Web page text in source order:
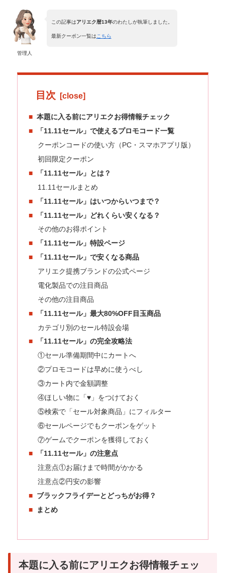
管理人
この記事はアリエク暦13年のわたしが執筆しました。
最新クーポン一覧はこちら
目次
本題に入る前にアリエクお得情報チェック
「11.11セール」で使えるプロモコード一覧
クーポンコードの使い方（PC・スマホアプリ版）
初回限定クーポン
「11.11セール」とは？
11.11セールまとめ
「11.11セール」はいつからいつまで？
「11.11セール」どれくらい安くなる？
その他のお得ポイント
「11.11セール」特設ページ
「11.11セール」で安くなる商品
アリエク提携ブランドの公式ページ
電化製品での注目商品
その他の注目商品
「11.11セール」最大80%OFF目玉商品
カテゴリ別のセール特設会場
「11.11セール」の完全攻略法
①セール準備期間中にカートへ
②プロモコードは早めに使うべし
③カート内で金額調整
④ほしい物に「♥」をつけておく
⑤検索で「セール対象商品」にフィルター
⑥セールページでもクーポンをゲット
⑦ゲームでクーポンを獲得しておく
「11.11セール」の注意点
注意点①お届けまで時間がかかる
注意点②円安の影響
ブラックフライデーとどっちがお得？
まとめ
本題に入る前にアリエクお得情報チェッ